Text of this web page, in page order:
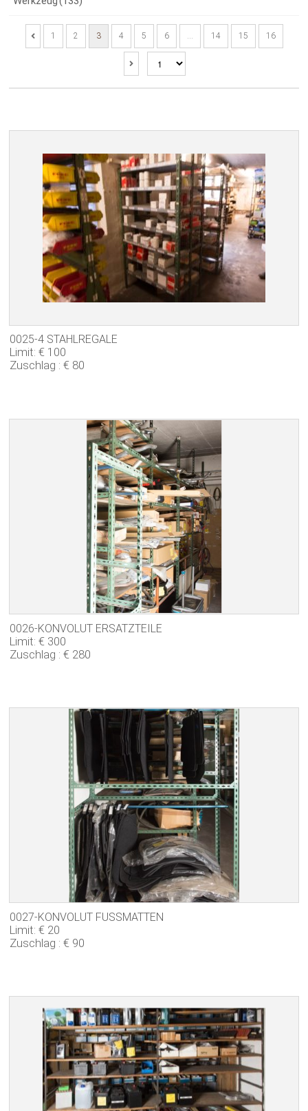
1 2 3 4 5 6 14 15 16
0025-4 STAHLREGALE
Limit: € 100
Zuschlag : € 80
0026-KONVOLUT ERSATZTEILE
Limit: € 300
Zuschlag : € 280
0027-KONVOLUT FUSSMATTEN
Limit: € 20
Zuschlag : € 90